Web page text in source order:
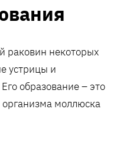
раковин некоторых
устрицы и
образование – это
организма моллюска